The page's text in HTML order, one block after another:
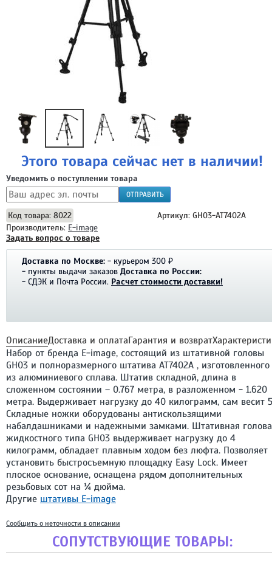
Этого товара сейчас нет в наличии!
Уведомить о поступлении товара
ОТПРАВИТЬ
Код товара: 8022
Артикул: GH03-AT7402A
Производитель: E-image
Задать вопрос о товаре
Доставка по Москве: - курьером 300 ₽
- пункты выдачи заказов Доставка по России:
- СДЭК и Почта России. Расчет стоимости доставки!
ОписаниеДоставка и оплатаГарантия и возврат
Набор от бренда E-image, состоящий из штативной головы
GH03 и полноразмерного штатива AT7402A , изготовленного
из алюминиевого сплава. Штатив складной, длина в
сложенном состоянии – 0.767 метра, в разложенном - 1.620
метра. Выдерживает нагрузку до 40 килограмм, сам весит
Складные ножки оборудованы антискользящими
набалдашниками и надежными замками. Штативная голова
жидкостного типа GH03 выдерживает нагрузку до 4
килограмм, обладает плавным ходом без люфта. Позволяет
установить быстросъемную площадку Easy Lock. Имеет
плоское основание, оснащена рядом дополнительных
резьбовых сот на ¼ дюйма.
Другие штативы E-image
Сообщить о неточности в описании
СОПУТСТВУЮЩИЕ ТОВАРЫ: